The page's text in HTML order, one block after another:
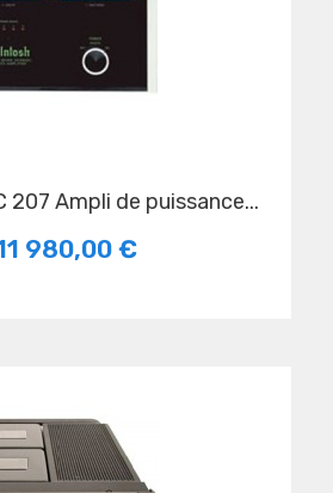
207 Ampli de puissance...
980,00 €